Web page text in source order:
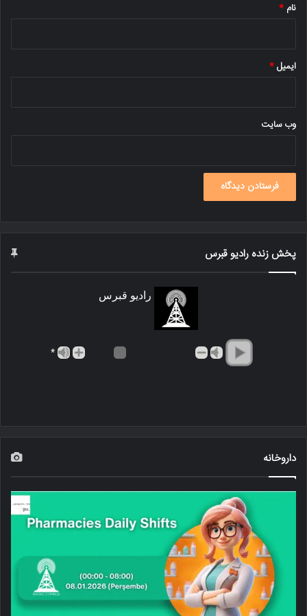
نام *
ایمیل*
وب‌ سایت
پخش زنده رادیو قبرس
رادیو قبرس
*
داروخانه